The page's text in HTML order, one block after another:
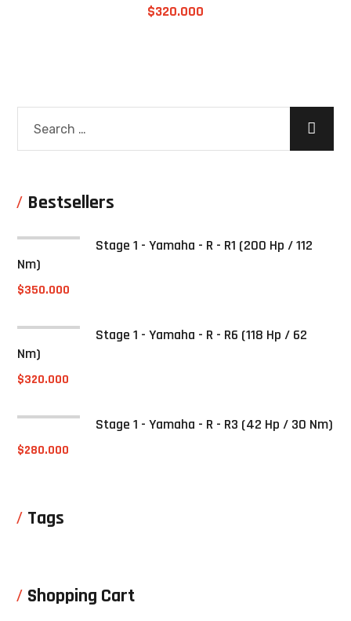
$320.000
Bestsellers
Stage 1 - Yamaha - R - R1 (200 Hp / 112
Nm)
$350.000
Stage 1 - Yamaha - R - R6 (118 Hp / 62
Nm)
$320.000
Stage 1 - Yamaha - R - R3 (42 Hp / 30 Nm)
$280.000
Tags
Shopping Cart